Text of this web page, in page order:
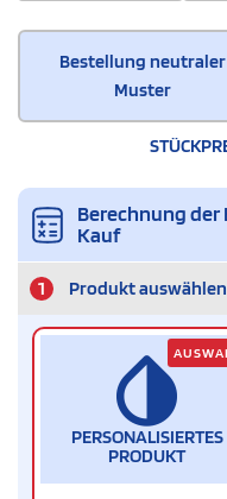
Bestellung neutraler
Muster
Berechnung
Kauf
1 Produkt auswählen
PERSONALISIERTES
PRODUKT